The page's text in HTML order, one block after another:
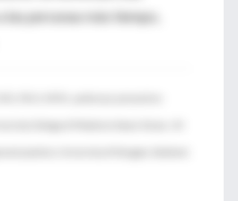
las personas más tiempo,